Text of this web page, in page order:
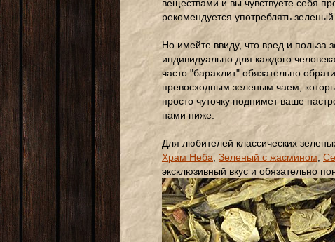
веществами и вы чувствуете себя
рекомендуется употреблять
Но имейте ввиду, что вред и польза
индивидуально для каждого
часто "барахлит" обязательно
превосходным зеленым чаем,
просто чуточку поднимет ваше
нами ниже.
Для любителей классических
Храм Неба Зеленый с жасмином
эксклюзивный вкус и обязательно